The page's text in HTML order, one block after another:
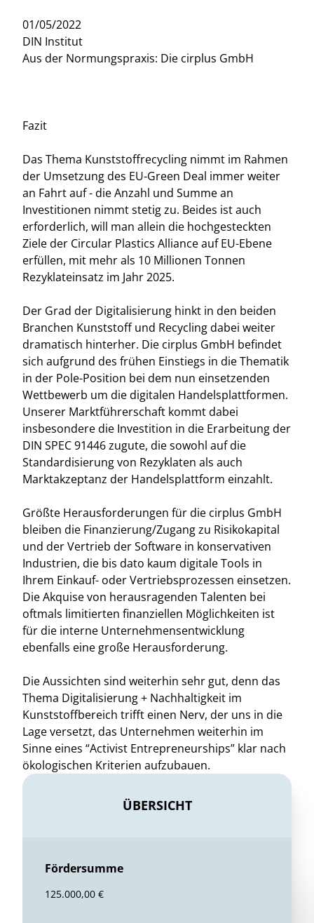
01/05/2022
DIN Institut
Aus der Normungspraxis: Die cirplus GmbH
Fazit
Das Thema Kunststoffrecycling nimmt im Rahmen
der Umsetzung des EU-Green Deal immer weiter
an Fahrt auf - die Anzahl und Summe an
Investitionen nimmt stetig zu. Beides ist auch
erforderlich, will man allein die hochgesteckten
Ziele der Circular Plastics Alliance auf EU-Ebene
erfüllen, mit mehr als 10 Millionen Tonnen
Rezyklateinsatz im Jahr 2025.
Der Grad der Digitalisierung hinkt in den beiden
Branchen Kunststoff und Recycling dabei weiter
dramatisch hinterher. Die cirplus GmbH befindet
sich aufgrund des frühen Einstiegs in die Thematik
in der Pole-Position bei dem nun einsetzenden
Wettbewerb um die digitalen Handelsplattformen.
Unserer Marktführerschaft kommt dabei
insbesondere die Investition in die Erarbeitung der
DIN SPEC 91446 zugute, die sowohl auf die
Standardisierung von Rezyklaten als auch
Marktakzeptanz der Handelsplattform einzahlt.
Größte Herausforderungen für die cirplus GmbH
bleiben die Finanzierung/Zugang zu Risikokapital
und der Vertrieb der Software in konservativen
Industrien, die bis dato kaum digitale Tools in
Ihrem Einkauf- oder Vertriebsprozessen einsetzen.
Die Akquise von herausragenden Talenten bei
oftmals limitierten finanziellen Möglichkeiten ist
für die interne Unternehmensentwicklung
ebenfalls eine große Herausforderung.
Die Aussichten sind weiterhin sehr gut, denn das
Thema Digitalisierung + Nachhaltigkeit im
Kunststoffbereich trifft einen Nerv, der uns in die
Lage versetzt, das Unternehmen weiterhin im
Sinne eines “Activist Entrepreneurships” klar nach
ökologischen Kriterien aufzubauen.
ÜBERSICHT
Fördersumme
125.000,00 €